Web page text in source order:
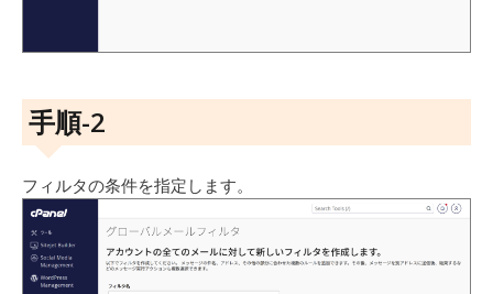
手順-2
フィルタの条件を指定します。